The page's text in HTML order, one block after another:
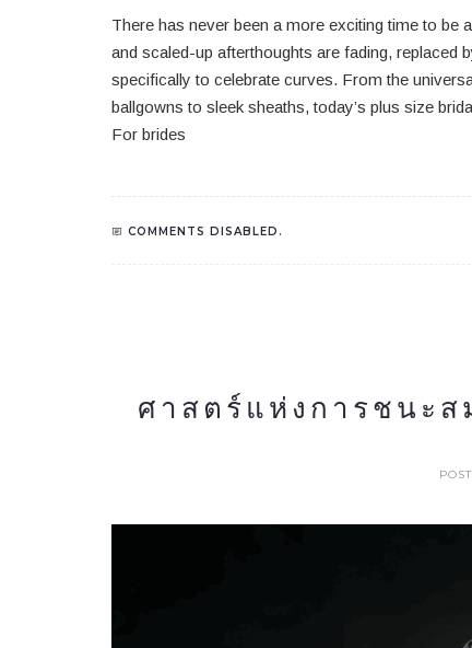
There has never been a more exciting time to
and scaled-up afterthoughts are fading, replaced
specifically to celebrate curves. From the
ballgowns to sleek sheaths, today’s plus size
For brides
COMMENTS DISABLED.
ศาสตร์แห่งการชนะส